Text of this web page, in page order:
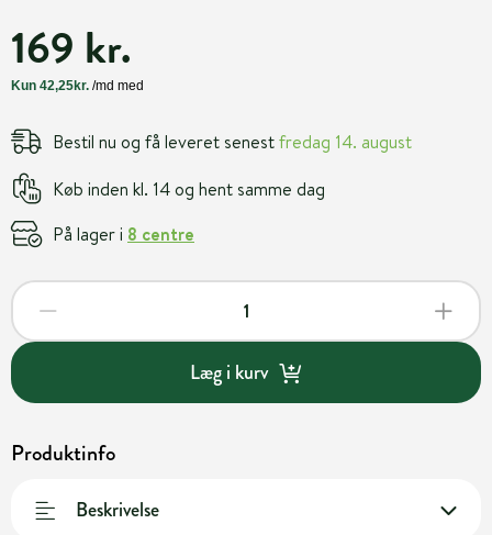
169 kr.
Bestil nu og få leveret senestfredag 14. august
Køb inden kl. 14 og hent samme dag
På lager i 8 centre
Læg i kurv
Produktinfo
Beskrivelse